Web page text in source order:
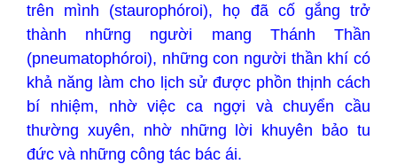
trên mình (staurophóroi), họ đã cố gắng trở
thành những người mang Thánh Thần
(pneumatophóroi), những con người thần khí có
khả năng làm cho lịch sử được phồn thịnh cách
bí nhiệm, nhờ việc ca ngợi và chuyển cầu
thường xuyên, nhờ những lời khuyên bảo tu
đức và những công tác bác ái.